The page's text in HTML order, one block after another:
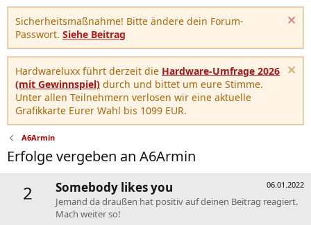
Sicherheitsmaßnahme! Bitte ändere dein Forum-
Passwort. Siehe Beitrag
Hardwareluxx führt derzeit die Hardware-Umfrage 2026
(mit Gewinnspiel) durch und bittet um eure Stimme.
Unter allen Teilnehmern verlosen wir eine aktuelle
Grafikkarte Eurer Wahl bis 1099 EUR.
A6Armin
Erfolge vergeben an A6Armin
2 06.01.2022
Somebody likes you
Jemand da draußen hat positiv auf deinen Beitrag reagiert.
Mach weiter so!